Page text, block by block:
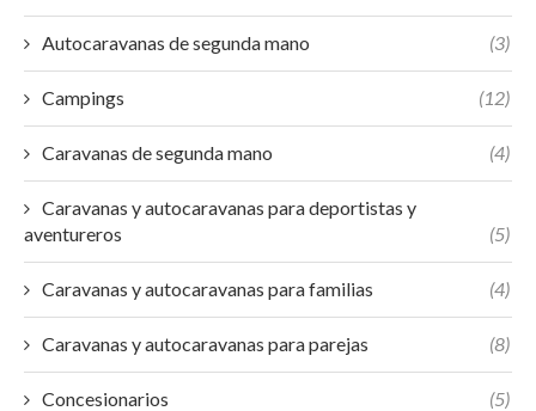
Autocaravanas de segunda mano (3)
Campings (12)
Caravanas de segunda mano (4)
Caravanas y autocaravanas para deportistas y
aventureros
(5)
Caravanas y autocaravanas para familias (4)
Caravanas y autocaravanas para parejas (8)
Concesionarios (5)